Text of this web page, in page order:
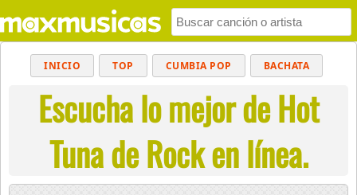
INICIO TOP CUMBIA POP BACHATA
POP MUSICA CRISTIANA REGGAETON
BALADAS ALTERNATIVO ELECTRÓNICA
CUMBIAS
Escucha lo mejor de Hot
Tuna de Rock en línea.